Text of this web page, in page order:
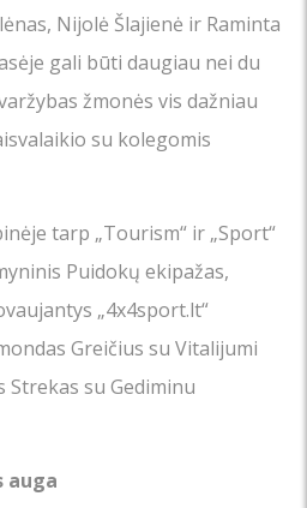
Nijolė Šlajienė ir Raminta
gali būti daugiau nei du
žmonės vis dažniau
su kolegomis
tarp „Tourism“ ir „Sport“
Puidokų ekipažas,
„4x4sport.lt“
Greičius su Vitalijumi
su Gediminu
auga